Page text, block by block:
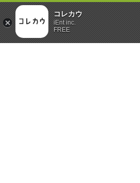
コレカウ
iEnt inc.
FREE